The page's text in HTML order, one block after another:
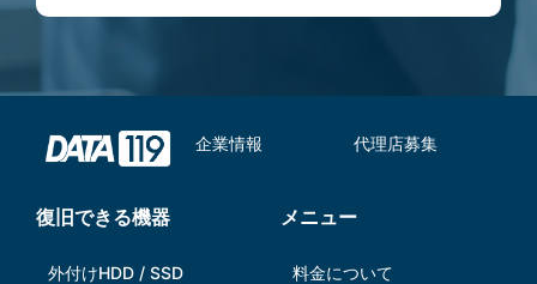
企業情報 代理店募集
復旧できる機器
外付けHDD / SSD
メニュー
料金について